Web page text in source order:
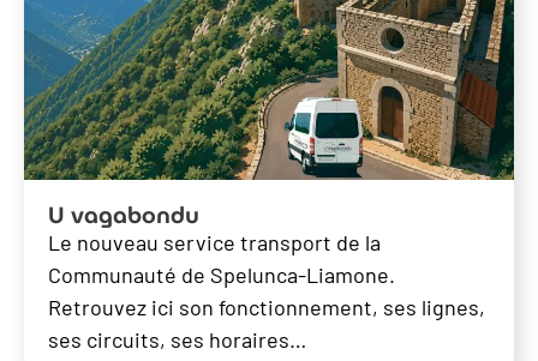
U vagabondu
Le nouveau service transport de la
Communauté de Spelunca-Liamone.
Retrouvez ici son fonctionnement, ses lignes,
ses circuits, ses horaires…